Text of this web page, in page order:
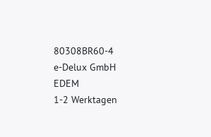
80308BR60-4
e-Delux GmbH
EDEM
1-2 Werktagen